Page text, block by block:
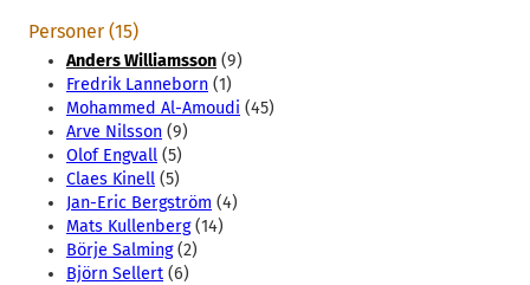
Personer (15)
Anders Williamsson (9)
Fredrik Lanneborn (1)
Mohammed Al-Amoudi (45)
Arve Nilsson (9)
Olof Engvall (5)
Claes Kinell (5)
Jan-Eric Bergström (4)
Mats Kullenberg(14)
Börje Salming(2)
Björn Sellert (6)